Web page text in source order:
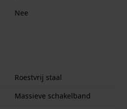
Nee
Roestvrij staal
Massieve schakelband